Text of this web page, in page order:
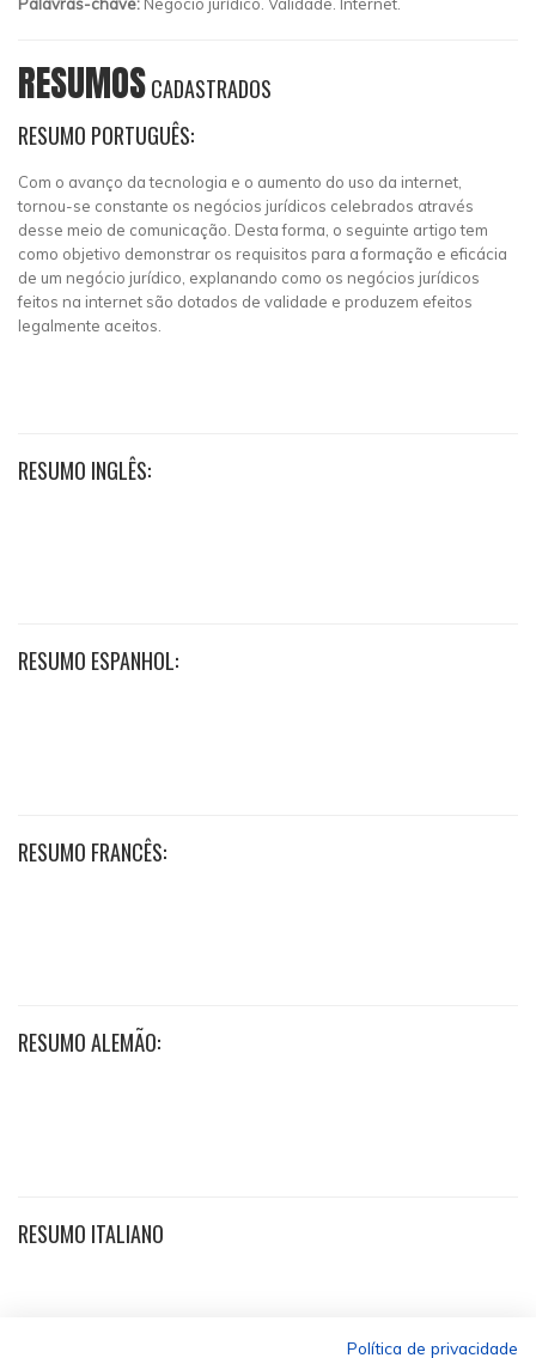
RESUMOSCADASTRADOS
RESUMO PORTUGUÊS:
Com o avanço da tecnologia e o aumento do uso da internet,
tornou-se constante os negócios jurídicos celebrados através
desse meio de comunicação. Desta forma, o seguinte artigo tem
como objetivo demonstrar os requisitos para a formação e eficácia
de um negócio jurídico, explanando como os negócios jurídicos
feitos na internet são dotados de validade e produzem efeitos
legalmente aceitos.
RESUMO INGLÊS:
RESUMO ESPANHOL:
RESUMO FRANCÊS:
RESUMO ALEMÃO:
RESUMO ITALIANO
Política de privacidade